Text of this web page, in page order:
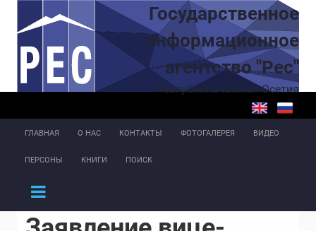
Перейти к основному содержаниюГосударственное
информационное
агентство "Рес"
Республика Южная Осетия
ГЛАВНАЯ О НАС КОНТАКТЫ ФОТОГАЛЕРЕЯ ВИДЕО
ПЕРСОНЫ КНИГИ ПОИСК